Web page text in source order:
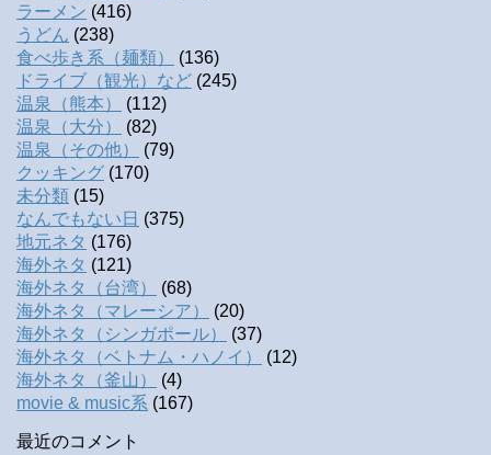
ラーメン (416)
うどん (238)
食べ歩き系（麺類）
(136)
ドライブ（観光）など (245)
温泉（熊本）
(112)
温泉（大分）
(82)
温泉（その他）
(79)
クッキング (170)
未分類 (15)
なんでもない日 (375)
地元ネタ (176)
海外ネタ (121)
海外ネタ（台湾）
(68)
海外ネタ（マレーシア）
(20)
海外ネタ（シンガポール）
(37)
海外ネタ（ベトナム・ハノイ）
(12)
海外ネタ（釜山）
(4)
movie & music系 (167)
最近のコメント